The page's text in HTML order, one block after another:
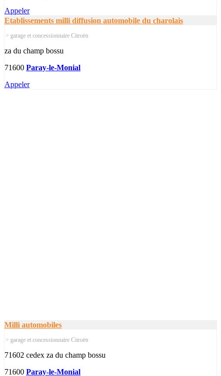
Appeler
Etablissements milli diffusion automobile du charolais
> garage et concessionnaire Citroën
za du champ bossu
71600 Paray-le-Monial
Appeler
Milli automobiles
> garage et concessionnaire Citroën
71602 cedex za du champ bossu
71600 Paray-le-Monial